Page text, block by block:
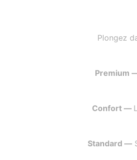
Plongez
Premium
Confort —
Standard —